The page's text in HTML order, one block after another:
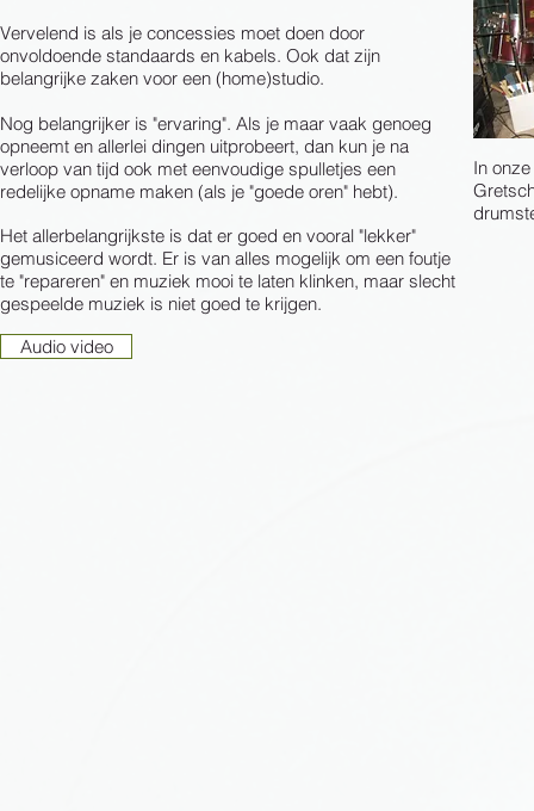
Vervelend is als je concessies moet doen door
onvoldoende standaards en kabels. Ook dat zijn
belangrijke zaken voor een (home)studio.
Nog belangrijker is "ervaring". Als je maar vaak genoeg
opneemt en allerlei dingen uitprobeert, dan kun je na
verloop van tijd ook met eenvoudige spulletjes een
redelijke opname maken (als je "goede oren" hebt).
Het allerbelangrijkste is dat er goed en vooral "lekker"
gemusiceerd wordt. Er is van alles mogelijk om een foutje
te "repareren" en muziek mooi te laten klinken, maar slecht
gespeelde muziek is niet goed te krijgen.
Audio video
In